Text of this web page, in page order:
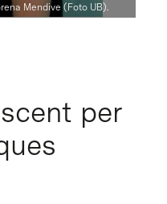
Mendive (Foto UB).
per